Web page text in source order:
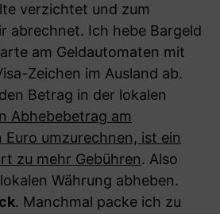
verzichtet und zum
abrechnet. Ich hebe Bargeld
am Geldautomaten mit
Zeichen im Ausland ab.
Betrag in der lokalen
Abhebebetrag am
Euro umzurechnen, ist ein
zu mehr Gebühren. Also
Währung abheben.
. Manchmal packe ich zu